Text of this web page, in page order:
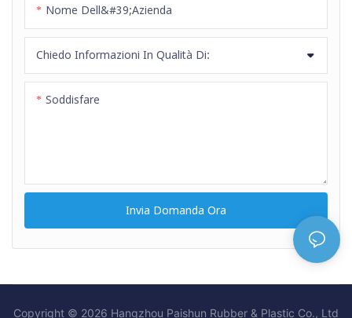
Nome Dell&#39;azienda
Chiedo Informazioni In Qualità Di:
Soddisfare
Invia Domanda Ora
Copyright © 2026 Hangzhou Paishun Rubber & Plastic Co., Ltd